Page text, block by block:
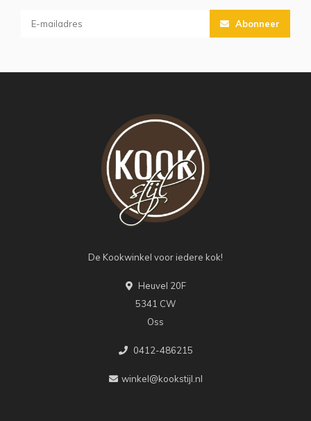
Abonneer
De Kookwinkel voor iedere kok!
Heuvel 20F
5341 CW
Oss
0412-486215
winkel@kookstijl.nl